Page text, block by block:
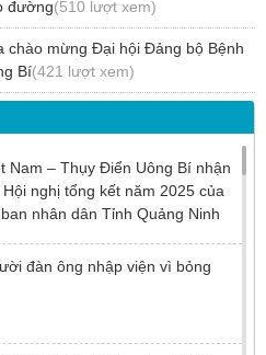
Nam – Thụy Điển Uông Bí nhận
nghị tổng kết năm 2025 của
nhân dân Tỉnh Quảng Ninh
đàn ông nhập viện vì bỏng
đường(510 lượt xem)
chào mừng Đại hội Đảng bộ Bệnh
Bí(421 lượt xem)